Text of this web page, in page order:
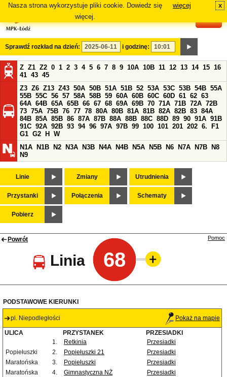
Nasza strona wykorzystuje pliki cookie. Dowiedz się
więcej.
więcej x
Sprawdź rozkład na dzień: i godzinę:
Z Z1 Z2 0 1 2 3 4 5 6 7 8 9 10A 10B 11 12 13 14 15 16
41 43 45
Z3 Z6 Z13 Z43 50A 50B 51A 51B 52 53A 53C 53B 54B 55A
55B 55C 56 57 58A 58B 59 60A 60B 60C 60D 61 62 63
64A 64B 65A 65B 66 67 68 69A 69B 70 71A 71B 72A 72B
73 75A 75B 76 77 78 80A 80B 81A 81B 82A 82B 83 84A
84B 85A 85B 86 87A 87B 88A 88B 88C 88D 89 90 91A 91B
91C 92A 92B 93 94 96 97A 97B 99 100 101 201 202 6.
F1
G1 G2 H
W
N1A
N1B N2 N3A N3B N4A N4B N5A N5B N6 N7A N7B
N8
N9
Linie Zmiany Utrudnienia
Przystanki Połączenia Schematy
Pobierz
Powrót
Linia 68
Pomoc
PODSTAWOWE KIERUNKI
pl. Niepodległości Pokaż na mapie
ULICA PRZYSTANEK
PRZESIADKI
1.
Retkinia
Przesiadki
Popiełuszki
2. Popiełuszki 21
Przesiadki
Maratońska
3. Popiełuszki
Przesiadki
Maratońska
4. Gimnastyczna NŻ
Przesiadki